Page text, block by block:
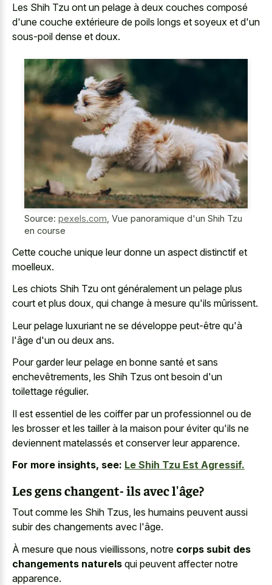
Les Shih Tzu ont un pelage à deux couches composé
d'une couche extérieure de poils longs et soyeux et d'un
sous-poil dense et doux.
Source: pexels.com Vue panoramique d'un Shih Tzu
en course
Cette couche unique leur donne un aspect distinctif et
moelleux.
Les chiots Shih Tzu ont généralement un pelage plus
court et plus doux, qui change à mesure qu'ils mûrissent.
Leur pelage luxuriant ne se développe peut-être qu'à
l'âge d'un ou deux ans.
Pour garder leur pelage en bonne santé et sans
enchevêtrements, les Shih Tzus ont besoin d'un
toilettage régulier.
Il est essentiel de les coiffer par un professionnel ou de
les brosser et les tailler à la maison pour éviter qu'ils ne
deviennent matelassés et conserver leur apparence.
For more insights, see: Le Shih Tzu Est Agressif.
Les gens changent- ils avec l'âge?
Tout comme les Shih Tzus, les humains peuvent aussi
subir des changements avec l'âge.
À mesure que nous vieillissons, notre corps subit des
changements naturels qui peuvent affecter notre
apparence.